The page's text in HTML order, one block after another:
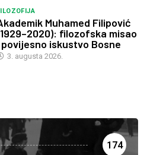
Muhamed Filipović
filozofska misao
povijesno iskustvo Bosne
3. augusta 2026.
174